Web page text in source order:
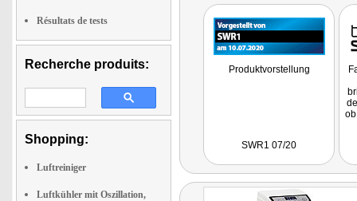
Résultats de tests
Recherche produits:
Shopping:
Luftreiniger
Luftkühler mit Oszillation,
Produktvorstellung
SWR1 07/20